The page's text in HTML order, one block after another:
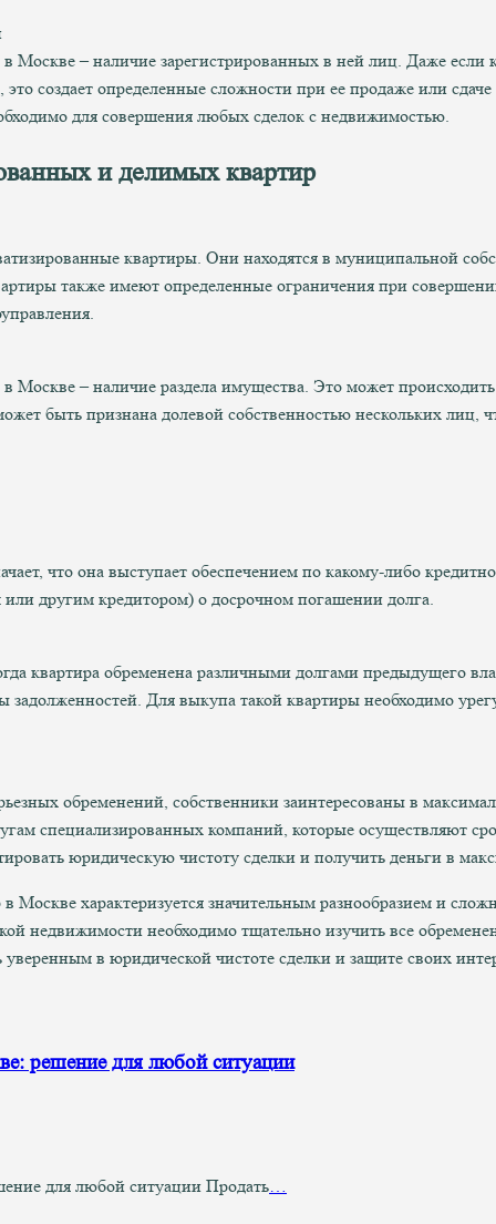
Москве – наличие зарегистрированных в ней лиц. Даже если
создает определенные сложности при ее продаже или
для совершения любых сделок с недвижимостью.
и делимых квартир
квартиры. Они находятся в муниципальной
также имеют определенные ограничения при
Москве – наличие раздела имущества. Это может
быть признана долевой собственностью нескольких лиц,
что она выступает обеспечением по какому-либо
или другим кредитором) о досрочном погашении долга.
квартира обременена различными долгами предыдущего
Для выкупа такой квартиры необходимо
обременений, собственники заинтересованы в
специализированных компаний, которые осуществляют
юридическую чистоту сделки и получить деньги в
Москве характеризуется значительным разнообразием и
недвижимости необходимо тщательно изучить все
в юридической чистоте сделки и защите своих
решение для любой ситуации
для любой ситуации Продать…